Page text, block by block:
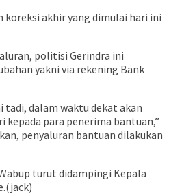
koreksi akhir yang dimulai hari ini
politisi Gerindra ini
yakni via rekening Bank
tadi, dalam waktu dekat akan
kepada para penerima bantuan,”
penyaluran bantuan dilakukan
turut didampingi Kepala